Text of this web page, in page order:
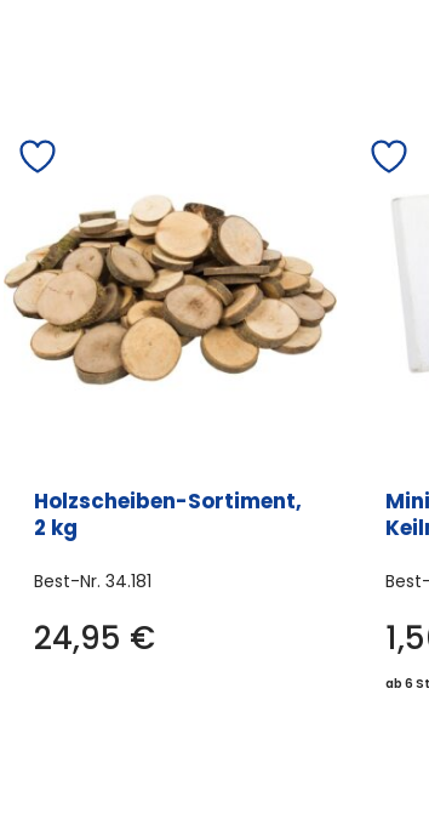
Holzscheiben-Sortiment,
2 kg
Best-Nr. 34.181
24,95 €
ab 6